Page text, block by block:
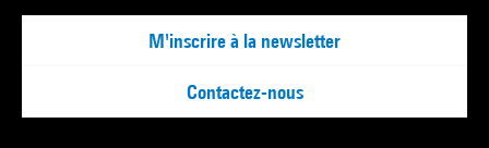
M'inscrire à la newsletter
Contactez-nous